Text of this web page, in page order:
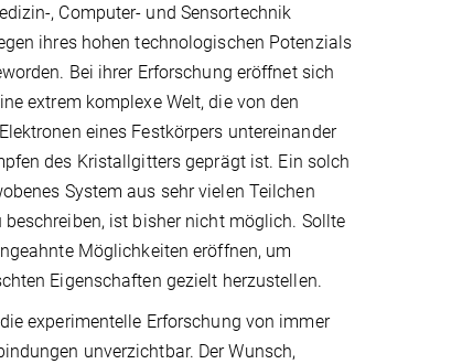
, Computer- und Sensortechnik
ihres hohen technologischen Potenzials
Bei ihrer Erforschung eröffnet sich
extrem komplexe Welt, die von den
eines Festkörpers untereinander
des Kristallgitters geprägt ist. Ein solch
System aus sehr vielen Teilchen
ist bisher nicht möglich. Sollte
Möglichkeiten eröffnen, um
Eigenschaften gezielt herzustellen.
experimentelle Erforschung von immer
unverzichtbar. Der Wunsch,